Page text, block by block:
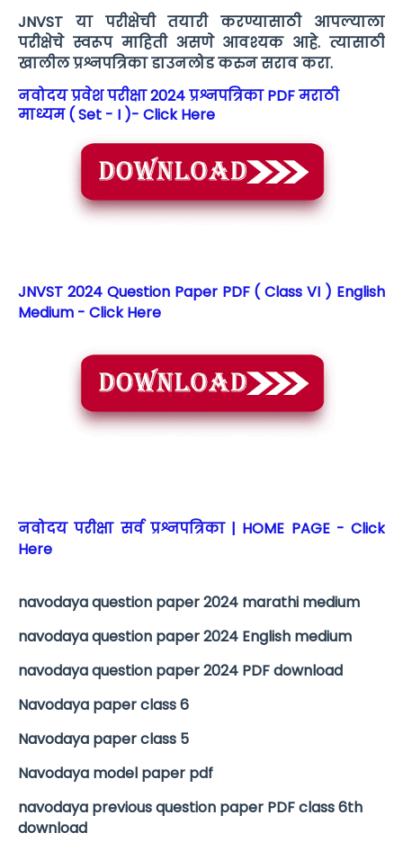
JNVST या परीक्षेची तयारी करण्यासाठी आपल्याला
परीक्षेचे स्वरूप माहिती असणे आवश्यक आहे. त्यासाठी
खालील प्रश्नपत्रिका डाउनलोड करुन सराव करा.
नवोदय प्रवेश परीक्षा 2024 प्रश्नपत्रिका PDF मराठी
माध्यम ( Set - I )- Click Here
JNVST 2024 Question Paper PDF ( Class VI ) English
Medium - Click Here
नवोदय परीक्षा सर्व प्रश्नपत्रिका | HOME PAGE - Click
Here
navodaya question paper 2024 marathi medium
navodaya question paper 2024 English medium
navodaya question paper 2024 PDF download
Navodaya paper class 6
Navodaya paper class 5
Navodaya model paper pdf
navodaya previous question paper PDF class 6th
download